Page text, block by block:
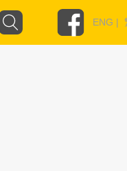
ENG |